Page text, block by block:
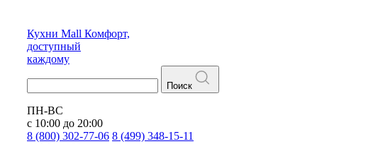
Кухни Mall Комфорт,
доступный
каждому
Поиск
ПН-ВС
с 10:00 до 20:00
8 (800) 302-77-06 8 (499) 348-15-11